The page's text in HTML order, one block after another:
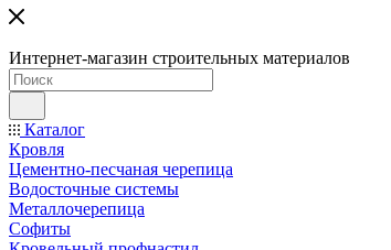
Интернет-магазин строительных материалов
Каталог
Кровля
Цементно-песчаная черепица
Водосточные системы
Металлочерепица
Софиты